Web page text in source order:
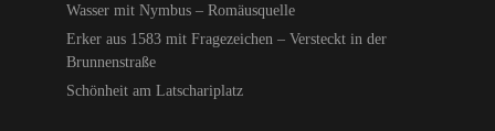
Wasser mit Nymbus – Romäusquelle
Erker aus 1583 mit Fragezeichen – Versteckt in der
Brunnenstraße
Schönheit am Latschariplatz